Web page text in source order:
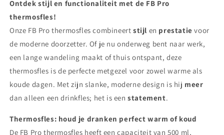
Ontdek stijl en functionaliteit met de FB Pro
thermosfles!
Onze FB Pro thermosfles combineert stijl en prestatievoor
de moderne doorzetter. Of je nu onderweg bent naar werk,
een lange wandeling maakt of thuis ontspant, deze
thermosfles is de perfecte metgezel voor zowel warme als
koude dagen. Met zijn slanke, moderne design is hij meer
dan alleen een drinkfles; het is eenstatement.
Thermosfles: houd je dranken perfect warm of koud
De FB Pro thermosfles heeft een capaciteit van 500 ml,